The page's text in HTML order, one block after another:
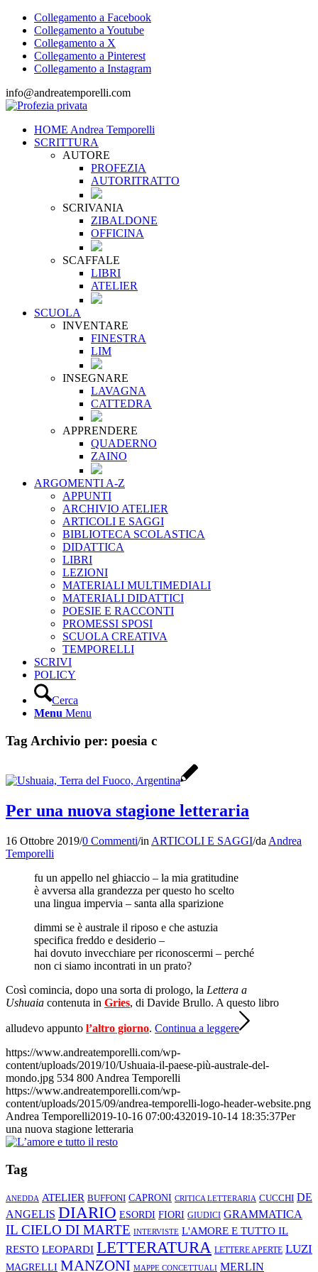
Collegamento a Facebook
Collegamento a Youtube
Collegamento a X
Collegamento a Pinterest
Collegamento a Instagram
info@andreatemporelli.com
HOME Andrea Temporelli
SCRITTURA
AUTORE
PROFEZIA
AUTORITRATTO
SCRIVANIA
ZIBALDONE
OFFICINA
SCAFFALE
LIBRI
ATELIER
SCUOLA
INVENTARE
FINESTRA
LIM
INSEGNARE
LAVAGNA
CATTEDRA
APPRENDERE
QUADERNO
ZAINO
ARGOMENTI A-Z
APPUNTI
ARCHIVIO ATELIER
ARTICOLI E SAGGI
BIBLIOTECA SCOLASTICA
DIDATTICA
LIBRI
LEZIONI
MATERIALI MULTIMEDIALI
MATERIALI DIDATTICI
POESIE E RACCONTI
PROMESSI SPOSI
SCUOLA CREATIVA
TEMPORELLI
SCRIVI
POLICY
Cerca
Menu Menu
Tag Archivio per: poesia c
Per una nuova stagione letteraria
16 Ottobre 2019/0 Commenti/in ARTICOLI E SAGGI/da Andrea
Temporelli
fu un appello nel ghiaccio – la mia gratitudine
è avversa alla grandezza per questo ho scelto
una lingua impervia – santa alla sparizione
dimmi se è australe il riposo e che astuzia
specifica freddo e desiderio –
hai dovuto invecchiare per riconoscermi – perché
non ci siamo incontrati in un prato?
Così comincia, dopo una sorta di prologo, la Lettera a
Ushuaia contenuta in Gries, di Davide Brullo. A questo libro
alludevo appunto l’altro giorno. Continua a leggere
https://www.andreatemporelli.com/wp-
content/uploads/2019/10/Ushuaia-il-paese-più-australe-del-
mondo.jpg 534 800 Andrea Temporelli
https://www.andreatemporelli.com/wp-
content/uploads/2015/09/andrea-temporelli-logo-header-website.png
Andrea Temporelli2019-10-16 07:00:432019-10-14 18:35:37Per
una nuova stagione letteraria
Tag
ANEDDA ATELIER BUFFONI CAPRONI CRITICA LETTERARIA CUCCHI DE
ANGELIS DIARIO ESORDI FIORI GIUDICI GRAMMATICA
IL CIELO DI MARTE INTERVISTE L'AMORE E TUTTO IL
RESTO LEOPARDI LETTERATURA LETTERE APERTE LUZI
MAGRELLI MANZONI MAPPE CONCETTUALI MERLIN